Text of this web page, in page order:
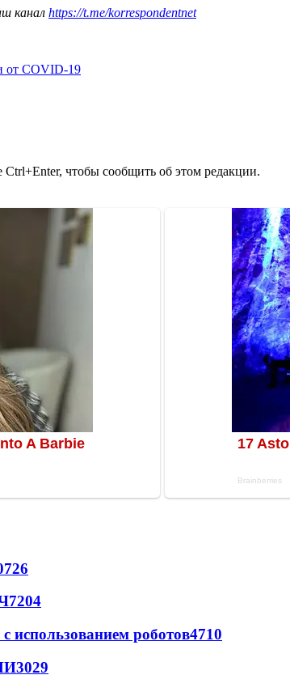
канал https://t.me/korrespondentnet
от COVID-19
чтобы сообщить об этом редакции.
7204
использованием роботов4710
3029